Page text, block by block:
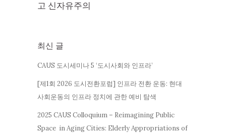
고 신자유주의
최신 글
CAUS 도시세미나 5 ‘도시사회와 인프라’
[제1회 2026 도시전환포럼] 인프라 전환 운동: 현대
사회운동의 인프라 정치에 관한 예비 탐색
2025 CAUS Colloquium – Reimagining Public
Space in Aging Cities: Elderly Appropriations of